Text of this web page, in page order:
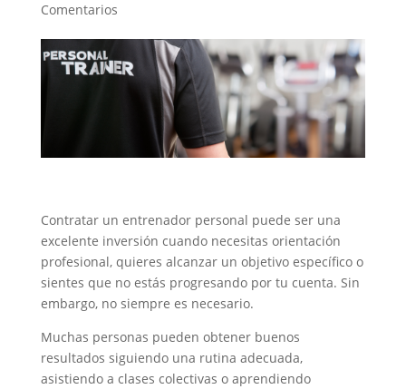
Comentarios
Contratar un entrenador personal puede ser una
excelente inversión cuando necesitas orientación
profesional, quieres alcanzar un objetivo específico o
sientes que no estás progresando por tu cuenta. Sin
embargo, no siempre es necesario.
Muchas personas pueden obtener buenos
resultados siguiendo una rutina adecuada,
asistiendo a clases colectivas o aprendiendo